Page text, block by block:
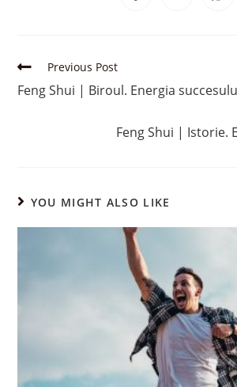
Previous Post
Feng Shui | Biroul. Energia
Feng Shui | Istorie.
YOU MIGHT ALSO LIKE